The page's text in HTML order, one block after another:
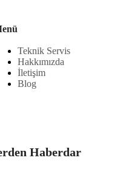
Teknik Servis
Hakkımızda
İletişim
Blog
Haberdar